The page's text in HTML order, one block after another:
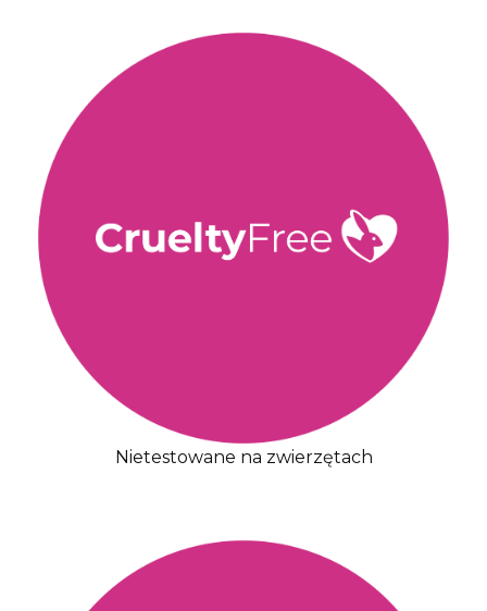
Nietestowane na zwierzętach